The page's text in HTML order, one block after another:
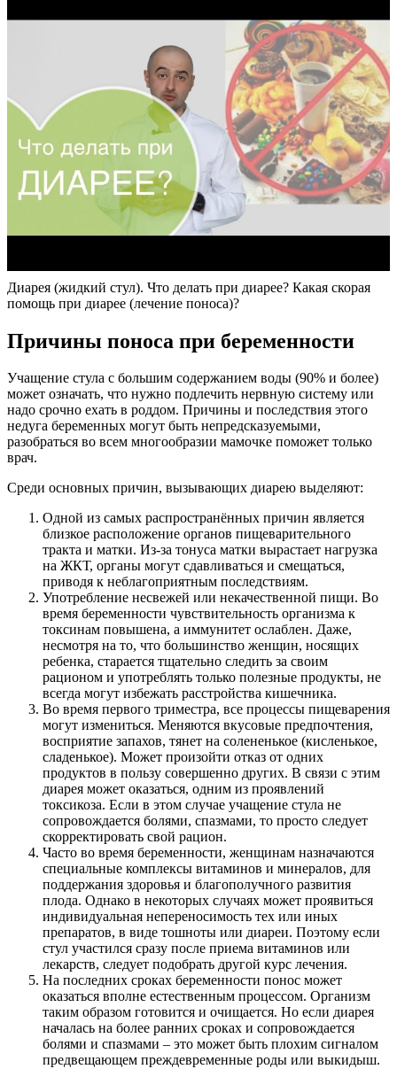
Диарея (жидкий стул). Что делать при диарее? Какая скорая
помощь при диарее (лечение поноса)?
Причины поноса при беременности
Учащение стула с большим содержанием воды (90% и более)
может означать, что нужно подлечить нервную систему или
надо срочно ехать в роддом. Причины и последствия этого
недуга беременных могут быть непредсказуемыми,
разобраться во всем многообразии мамочке поможет только
врач.
Среди основных причин, вызывающих диарею выделяют:
Одной из самых распространённых причин является
близкое расположение органов пищеварительного
тракта и матки. Из-за тонуса матки вырастает нагрузка
на ЖКТ, органы могут сдавливаться и смещаться,
приводя к неблагоприятным последствиям.
Употребление несвежей или некачественной пищи. Во
время беременности чувствительность организма к
токсинам повышена, а иммунитет ослаблен. Даже,
несмотря на то, что большинство женщин, носящих
ребенка, старается тщательно следить за своим
рационом и употреблять только полезные продукты, не
всегда могут избежать расстройства кишечника.
Во время первого триместра, все процессы пищеварения
могут измениться. Меняются вкусовые предпочтения,
восприятие запахов, тянет на солененькое (кисленькое,
сладенькое). Может произойти отказ от одних
продуктов в пользу совершенно других. В связи с этим
диарея может оказаться, одним из проявлений
токсикоза. Если в этом случае учащение стула не
сопровождается болями, спазмами, то просто следует
скорректировать свой рацион.
Часто во время беременности, женщинам назначаются
специальные комплексы витаминов и минералов, для
поддержания здоровья и благополучного развития
плода. Однако в некоторых случаях может проявиться
индивидуальная непереносимость тех или иных
препаратов, в виде тошноты или диареи. Поэтому если
стул участился сразу после приема витаминов или
лекарств, следует подобрать другой курс лечения.
На последних сроках беременности понос может
оказаться вполне естественным процессом. Организм
таким образом готовится и очищается. Но если диарея
началась на более ранних сроках и сопровождается
болями и спазмами – это может быть плохим сигналом
предвещающем преждевременные роды или выкидыш.